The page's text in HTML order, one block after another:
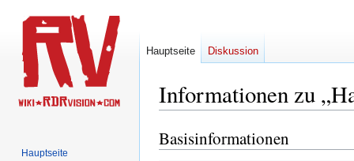
Informationen zu
Zur
Navigation
Zur
Suche
Basisinformationen
Hauptseite Diskussion
Hauptseite